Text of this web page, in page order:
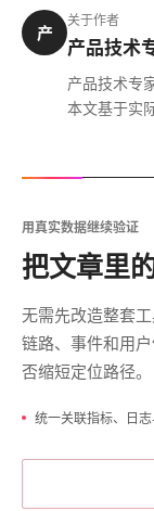
产
关于作者
产品技术
产品技术专
本文基于实
用真实数据继续验证
把文章里
无需先改造整套
链路、事件和用
否缩短定位路径。
统一关联指标、日